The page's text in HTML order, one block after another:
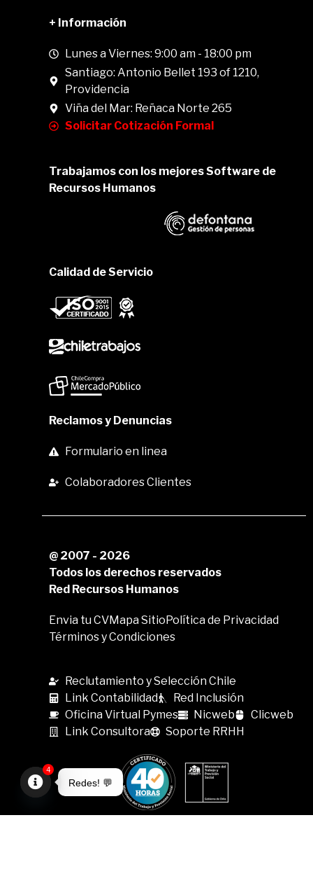
+ Información
Lunes a Viernes: 9:00 am - 18:00 pm
Santiago: Antonio Bellet 193 of 1210,
Providencia
Viña del Mar: Reñaca Norte 265
Solicitar Cotización Formal
Trabajamos con los mejores Software de
Recursos Humanos
Calidad de Servicio
Reclamos y Denuncias
Formulario en linea
Colaboradores Clientes
@ 2007 - 2026
Todos los derechos reservados
Red Recursos Humanos
Envia tu CVMapa SitioPolítica de Privacidad
Términos y Condiciones
Reclutamiento y Selección Chile
Link Contabilidad
Red Inclusión
Oficina Virtual Pymes
Nicweb
Clicweb
Link Consultora
Soporte RRHH
Redes! 💬
4